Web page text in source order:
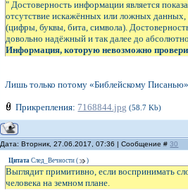
" Достоверность информации является
отсутствие искажённых или ложных данных,
(цифры, буквы, бита, символа).
довольно надёжный и так далее до
Информация, которую невозможно
Лишь только потому «Библейскому
Прикрепления: 7168844.jpg (58.7 Kb)
Дата: Вторник, 27.06.2017, 07:36 | Сообщение #30
Цитата След_Вечности ( )
Выглядит примитивно, если воспринимать
человека на земном плане.